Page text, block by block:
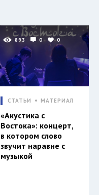
893 0 0
СТАТЬИ МАТЕРИАЛ
«Акустика с
Востока»: концерт,
в котором слово
звучит наравне с
музыкой